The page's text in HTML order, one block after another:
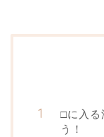
□に入る
う！